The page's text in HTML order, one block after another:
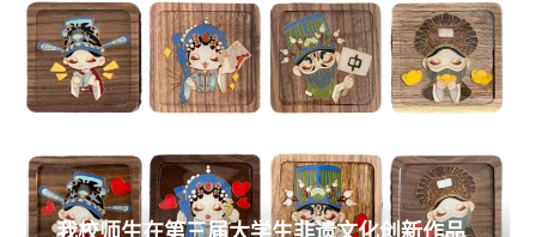
我校师生在第三届大学生非遗文化创新作品
年学子文化创新活力，引导青年学子传承传统非遗文脉，以创
意设计
喜报！我校学子在第六届上海市大学生士兵
风采展示活动中斩获多项荣誉
在喜迎中国共产党成立105周年之际，第六届“闪耀的星最美
退役大学生士兵凭借过硬的军旅素养、昂扬的青春风貌与扎实
的综合素养，在全市高校同台竞技中脱颖而出，斩获多项荣
誉：冶梁锐同学获评十佳“风采之星”，李航同学、王昰皓同